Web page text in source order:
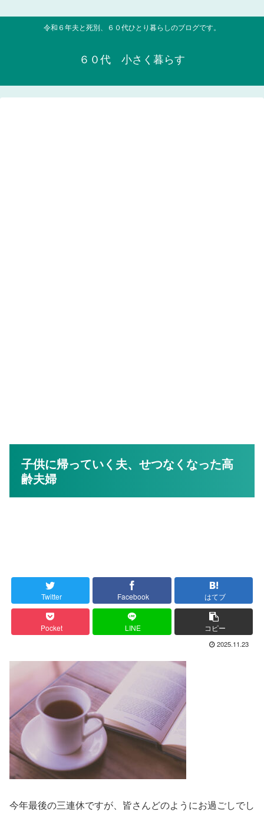
令和６年夫と死別、６０代ひとり暮らしのブログです。
６０代 小さく暮らす
子供に帰っていく夫、せつなくなった高
齢夫婦
Twitter Facebook はてブ
Pocket LINE コピー
2025.11.23
今年最後の三連休ですが、皆さんどのようにお過ごしでし